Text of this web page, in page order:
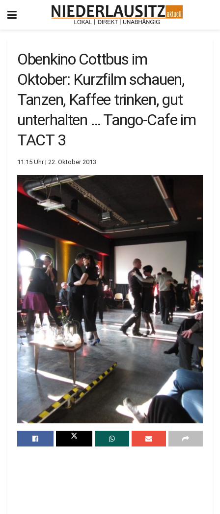
Obenkino Cottbus im
Oktober: Kurzfilm schauen,
Tanzen, Kaffee trinken, gut
unterhalten … Tango-Cafe im
TACT 3
11:15 Uhr | 22. Oktober 2013